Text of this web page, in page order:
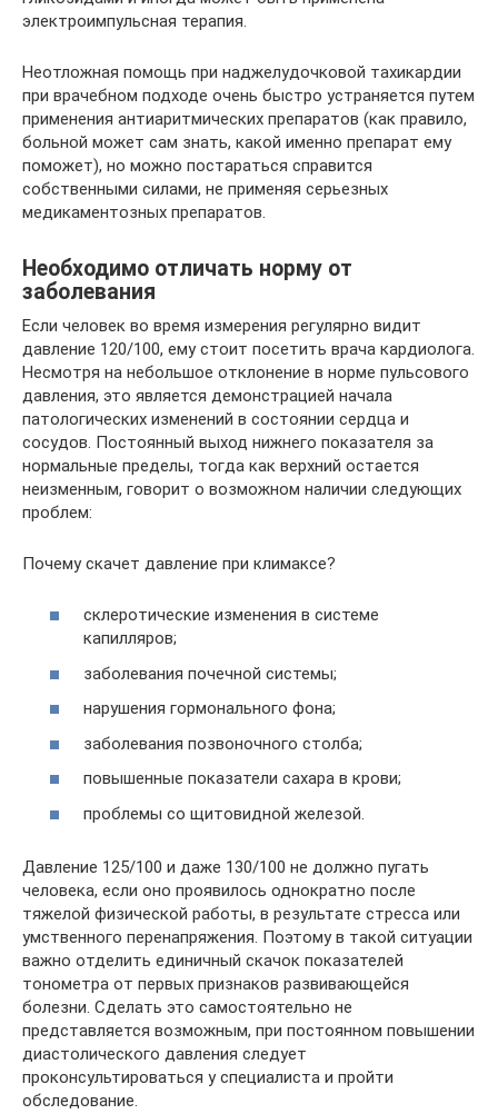
электроимпульсная терапия.
Неотложная помощь при наджелудочковой тахикардии
при врачебном подходе очень быстро устраняется путем
применения антиаритмических препаратов (как правило,
больной может сам знать, какой именно препарат ему
поможет), но можно постараться справится
собственными силами, не применяя серьезных
медикаментозных препаратов.
Необходимо отличать норму от
заболевания
Если человек во время измерения регулярно видит
давление 120/100, ему стоит посетить врача кардиолога.
Несмотря на небольшое отклонение в норме пульсового
давления, это является демонстрацией начала
патологических изменений в состоянии сердца и
сосудов. Постоянный выход нижнего показателя за
нормальные пределы, тогда как верхний остается
неизменным, говорит о возможном наличии следующих
проблем:
Почему скачет давление при климаксе?
склеротические изменения в системе
капилляров;
заболевания почечной системы;
нарушения гормонального фона;
заболевания позвоночного столба;
повышенные показатели сахара в крови;
проблемы со щитовидной железой.
Давление 125/100 и даже 130/100 не должно пугать
человека, если оно проявилось однократно после
тяжелой физической работы, в результате стресса или
умственного перенапряжения. Поэтому в такой ситуации
важно отделить единичный скачок показателей
тонометра от первых признаков развивающейся
болезни. Сделать это самостоятельно не
представляется возможным, при постоянном повышении
диастолического давления следует
проконсультироваться у специалиста и пройти
обследование.